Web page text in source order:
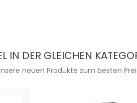
IN DER GLEICHEN
neuen Produkte zum besten